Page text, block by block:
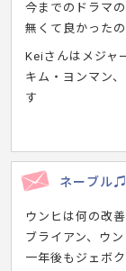
今までのドラマ
無くて良かった
Keiさんはメジャ
キム・ヨンマン
す
ネーブル♫
ウンヒは何の改
ブライアン、ウ
一年後もジェボ